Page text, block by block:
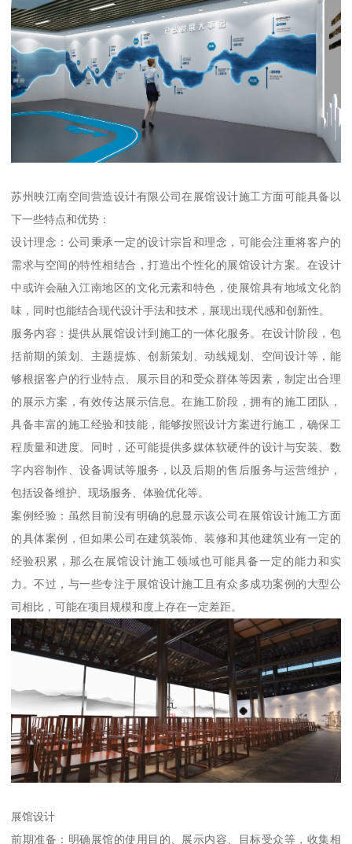
苏州映江南空间营造设计有限公司在展馆设计施工方面可能具备以
下一些特点和优势：
设计理念：公司秉承一定的设计宗旨和理念，可能会注重将客户的
需求与空间的特性相结合，打造出个性化的展馆设计方案。在设计
中或许会融入江南地区的文化元素和特色，使展馆具有地域文化韵
味，同时也能结合现代设计手法和技术，展现出现代感和创新性。
服务内容：提供从展馆设计到施工的一体化服务。在设计阶段，包
括前期的策划、主题提炼、创新策划、动线规划、空间设计等，能
够根据客户的行业特点、展示目的和受众群体等因素，制定出合理
的展示方案，有效传达展示信息。在施工阶段，拥有的施工团队，
具备丰富的施工经验和技能，能够按照设计方案进行施工，确保工
程质量和进度。同时，还可能提供多媒体软硬件的设计与安装、数
字内容制作、设备调试等服务，以及后期的售后服务与运营维护，
包括设备维护、现场服务、体验优化等。
案例经验：虽然目前没有明确的息显示该公司在展馆设计施工方面
的具体案例，但如果公司在建筑装饰、装修和其他建筑业有一定的
经验积累，那么在展馆设计施工领域也可能具备一定的能力和实
力。不过，与一些专注于展馆设计施工且有众多成功案例的大型公
司相比，可能在项目规模和度上存在一定差距。
展馆设计
前期准备：明确展馆的使用目的、展示内容、目标受众等，收集相